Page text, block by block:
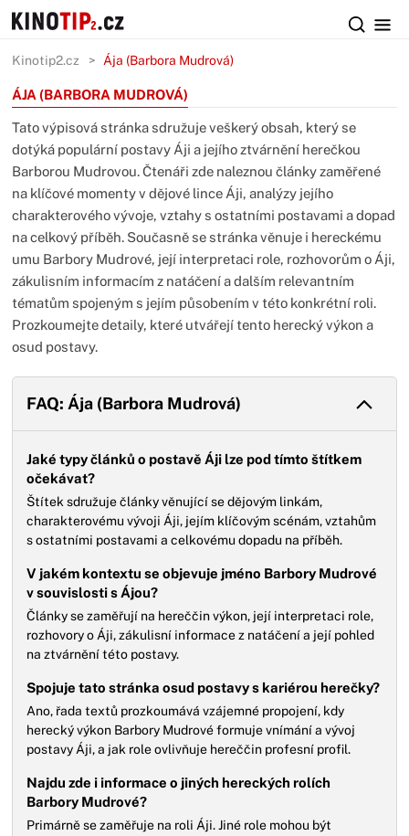
Kinotip2.cz Ája (Barbora Mudrová)
ÁJA (BARBORA MUDROVÁ)
Tato výpisová stránka sdružuje veškerý obsah, který se
dotýká populární postavy Áji a jejího ztvárnění herečkou
Barborou Mudrovou. Čtenáři zde naleznou články zaměřené
na klíčové momenty v dějové lince Áji, analýzy jejího
charakterového vývoje, vztahy s ostatními postavami a dopad
na celkový příběh. Současně se stránka věnuje i hereckému
umu Barbory Mudrové, její interpretaci role, rozhovorům o Áji,
zákulisním informacím z natáčení a dalším relevantním
tématům spojeným s jejím působením v této konkrétní roli.
Prozkoumejte detaily, které utvářejí tento herecký výkon a
osud postavy.
FAQ: Ája (Barbora Mudrová)
Jaké typy článků o postavě Áji lze pod tímto štítkem
očekávat?
Štítek sdružuje články věnující se dějovým linkám,
charakterovému vývoji Áji, jejím klíčovým scénám, vztahům
s ostatními postavami a celkovému dopadu na příběh.
V jakém kontextu se objevuje jméno Barbory Mudrové
v souvislosti s Ájou?
Články se zaměřují na hereččin výkon, její interpretaci role,
rozhovory o Áji, zákulisní informace z natáčení a její pohled
na ztvárnění této postavy.
Spojuje tato stránka osud postavy s kariérou herečky?
Ano, řada textů prozkoumává vzájemné propojení, kdy
herecký výkon Barbory Mudrové formuje vnímání a vývoj
postavy Áji, a jak role ovlivňuje hereččin profesní profil.
Najdu zde i informace o jiných hereckých rolích
Barbory Mudrové?
Primárně se zaměřuje na roli Áji. Jiné role mohou být